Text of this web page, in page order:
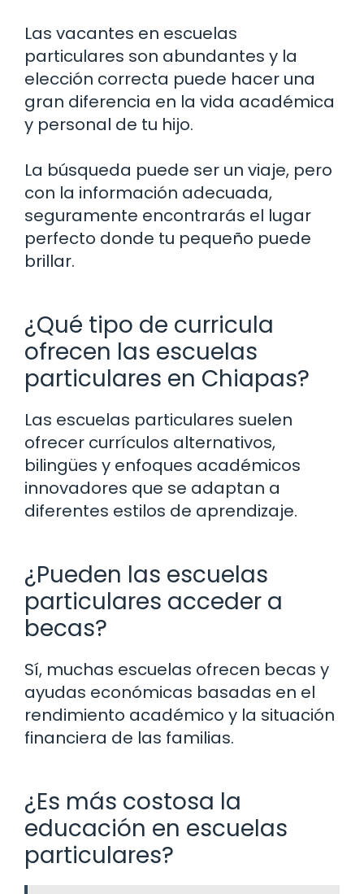
Las vacantes en escuelas
particulares son abundantes y la
elección correcta puede hacer una
gran diferencia en la vida académica
y personal de tu hijo.
La búsqueda puede ser un viaje, pero
con la información adecuada,
seguramente encontrarás el lugar
perfecto donde tu pequeño puede
brillar.
¿Qué tipo de curricula
ofrecen las escuelas
particulares en Chiapas?
Las escuelas particulares suelen
ofrecer currículos alternativos,
bilingües y enfoques académicos
innovadores que se adaptan a
diferentes estilos de aprendizaje.
¿Pueden las escuelas
particulares acceder a
becas?
Sí, muchas escuelas ofrecen becas y
ayudas económicas basadas en el
rendimiento académico y la situación
financiera de las familias.
¿Es más costosa la
educación en escuelas
particulares?